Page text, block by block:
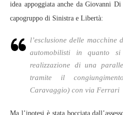
idea appoggiata anche da Giovanni
capogruppo di Sinistra e Libertà:
l’esclusione delle
automobilisti in quanto
realizzazione di una
tramite il
Caravaggio) con via Ferrari
Ma l’ipotesi è stata bocciata